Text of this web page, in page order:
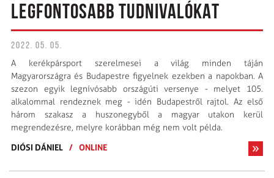
LEGFONTOSABB TUDNIVALÓKAT
2022. 05. 05.
A kerékpársport szerelmesei a világ minden táján
Magyarországra és Budapestre figyelnek ezekben a napokban. A
szezon egyik legnívósabb országúti versenye - melyet 105.
alkalommal rendeznek meg - idén Budapestről rajtol. Az első
három szakasz a huszonegyből a magyar utakon kerül
megrendezésre, melyre korábban még nem volt példa.
DIÓSI DÁNIEL / ONLINE